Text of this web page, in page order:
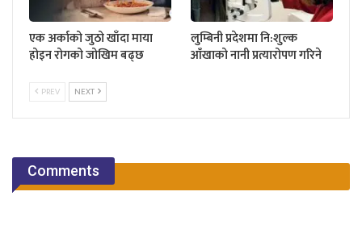
एक अर्काको जुठो खाँदा माया
होइन रोगको जोखिम बढ्छ
लुम्बिनी प्रदेशमा नि:शुल्क
आँखाको नानी प्रत्यारोपण गरिने
PREV NEXT
Comments